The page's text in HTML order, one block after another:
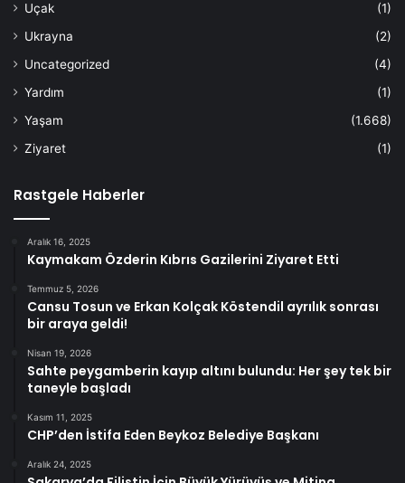
Uçak
(1)
Ukrayna
(2)
Uncategorized
(4)
Yardım
(1)
Yaşam
(1.668)
Ziyaret
(1)
Rastgele Haberler
Aralık 16, 2025
Kaymakam Özderin Kıbrıs Gazilerini Ziyaret Etti
Temmuz 5, 2026
Cansu Tosun ve Erkan Kolçak Köstendil ayrılık sonrası
bir araya geldi!
Nisan 19, 2026
Sahte peygamberin kayıp altını bulundu: Her şey tek bir
taneyle başladı
Kasım 11, 2025
CHP’den İstifa Eden Beykoz Belediye Başkanı
Aralık 24, 2025